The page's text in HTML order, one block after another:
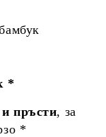
*
и пръсти, за
*